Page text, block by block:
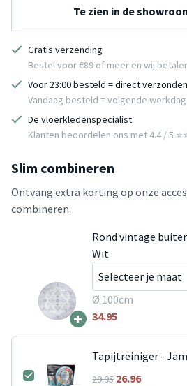
Te zien in de
Gratis verzending
Bestel voor €89 of meer en wij
Voor 23:00 besteld = direct verzonden
Vandaag besteld = volgende
De vloerkledenspecialist
Klanten beoordelen ons met 4.4 / 5
Slim combineren
Ontvang extra korting op onze
combineren.
+
Rond vintage
Wit
Ø 100cm
34.95
Tapijtreiniger -
29.9526.96